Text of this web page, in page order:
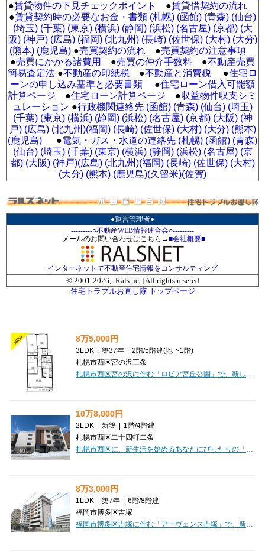
●賃貸物件の下見チェックポイント ●賃貸借契約の流れ
●賃貸契約時の必要なお金・書類 (札幌) (函館) (青森) (仙台)
(埼玉) (千葉) (東京) (横浜) (静岡) (浜松) (名古屋) (京都) (大
阪) (神戸) (広島) (福岡) (北九州) (長崎) (佐世保) (大村) (大分)
(熊本) (鹿児島) ●売買契約の流れ ●売買契約の注意事項
●売買にかかる諸費用 ●売買の仲介手数料 ●不動産売買
簡易査定法 ●不動産の印紙税 ●不動産と消費税 ●住宅ロ
ーンの申し込み基準と必要書類 ●住宅ローン借入可能額
計算ページ ●住宅ローン計算ページ ●収益物件収支シミ
ュレーション ●行政機関連絡先 (函館) (青森) (仙台) (埼玉)
(千葉) (東京) (横浜) (静岡) (浜松) (名古屋) (京都) (大阪) (神
戸) (広島) (北九州)(福岡) (長崎) (佐世保) (大村) (大分) (熊本)
(鹿児島) ●電気・ガス・水道の連絡先 (札幌) (函館) (青森)
(仙台) (埼玉) (千葉) (東京) (横浜) (静岡) (浜松) (名古屋) (京
都) (大阪) (神戸)(広島) (北九州)(福岡) (長崎) (佐世保) (大村)
(大分) (熊本) (鹿児島)(久留米)(佐賀)
●運営管理者●
---------○不動産WEB情報連合会○---------
メールのお問い合わせはこちら→■会社概要■
-インターネットで不動産住宅情報をコンサルティング-
© 2001-2026, [Rals net] All rights resered
住宅トラブルお直し隊 トップページ
NEW 8万5,000円
3LDK | 築37年 | 2階/5階建(地下1階)
札幌市西区宮の沢三条
10万8,000円
2LDK | 新築 | 1階/4階建
札幌市西区二十四軒二条
8万3,000円
1LDK | 築7年 | 6階/8階建
福岡市博多区吉塚